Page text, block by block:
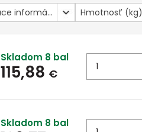
Doplňujúce informácie Hmotnosť (kg)
Skladom 8 bal
115,88 €
Skladom 8 bal